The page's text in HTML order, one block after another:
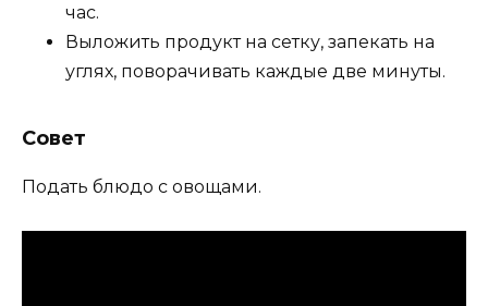
час.
Выложить продукт на сетку, запекать на
углях, поворачивать каждые две минуты.
Совет
Подать блюдо с овощами.